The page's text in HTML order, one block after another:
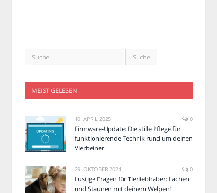
MEIST GELESEN
10. APRIL 2025 0
Firmware-Update: Die stille Pflege für
funktionierende Technik rund um deinen
Vierbeiner
29. OKTOBER 2024 0
Lustige Fragen für Tierliebhaber: Lachen
und Staunen mit deinem Welpen!